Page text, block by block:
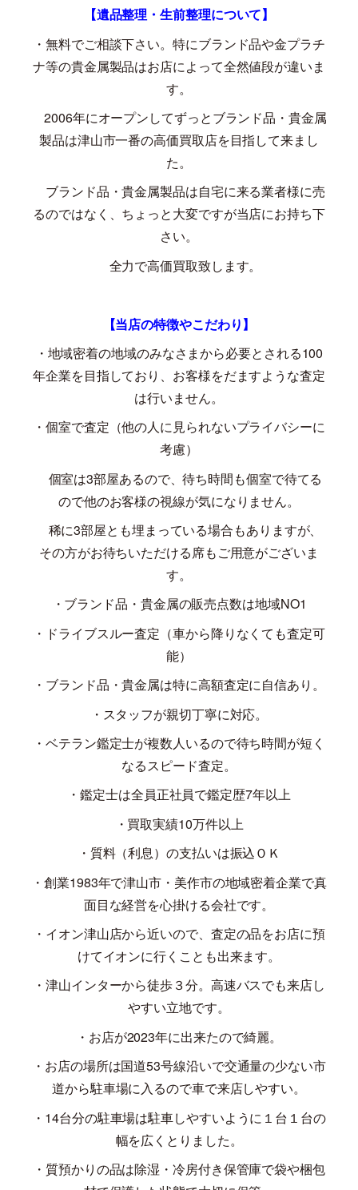
【遺品整理・生前整理について】
・無料でご相談下さい。特にブランド品や金プラチ
ナ等の貴金属製品はお店によって全然値段が違いま
す。
2006年にオープンしてずっとブランド品・貴金属
製品は津山市一番の高価買取店を目指して来まし
た。
ブランド品・貴金属製品は自宅に来る業者様に売
るのではなく、ちょっと大変ですが当店にお持ち下
さい。
全力で高価買取致します。
【当店の特徴やこだわり】
・地域密着の地域のみなさまから必要とされる100
年企業を目指しており、お客様をだますような査定
は行いません。
・個室で査定（他の人に見られないプライバシーに
考慮）
個室は3部屋あるので、待ち時間も個室で待てる
ので他のお客様の視線が気になりません。
稀に3部屋とも埋まっている場合もありますが、
その方がお待ちいただける席もご用意がございま
す。
・ブランド品・貴金属の販売点数は地域NO1
・ドライブスルー査定（車から降りなくても査定可
能）
・ブランド品・貴金属は特に高額査定に自信あり。
・スタッフが親切丁寧に対応。
・ベテラン鑑定士が複数人いるので待ち時間が短く
なるスピード査定。
・鑑定士は全員正社員で鑑定歴7年以上
・買取実績10万件以上
・質料（利息）の支払いは振込ＯＫ
・創業1983年で津山市・美作市の地域密着企業で真
面目な経営を心掛ける会社です。
・イオン津山店から近いので、査定の品をお店に預
けてイオンに行くことも出来ます。
・津山インターから徒歩３分。高速バスでも来店し
やすい立地です。
・お店が2023年に出来たので綺麗。
・お店の場所は国道53号線沿いで交通量の少ない市
道から駐車場に入るので車で来店しやすい。
・ 14台分の駐車場は駐車しやすいように１台１台の
幅を広くとりました。
・質預かりの品は除湿・冷房付き保管庫で袋や梱包